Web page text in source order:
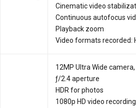
Cinematic video
Continuous autofocus
Playback zoom
Video formats recorded:
12MP Ultra Wide
ƒ/2.4 aperture
HDR for photos
1080p HD video